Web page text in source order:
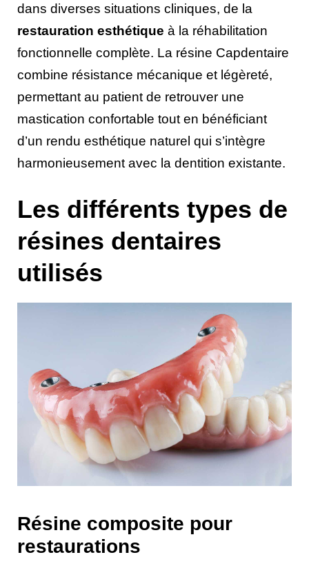
dans diverses situations cliniques, de la
restauration esthétique à la réhabilitation
fonctionnelle complète. La résine Capdentaire
combine résistance mécanique et légèreté,
permettant au patient de retrouver une
mastication confortable tout en bénéficiant
d’un rendu esthétique naturel qui s’intègre
harmonieusement avec la dentition existante.
Les différents types de
résines dentaires
utilisés
Résine composite pour
restaurations